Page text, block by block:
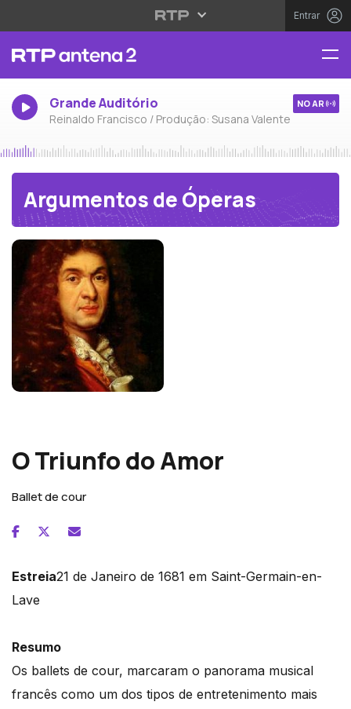
Entrar
Grande Auditório
Reinaldo Francisco / Produção: Susana Valente
NO AR
Argumentos de Óperas
O Triunfo do Amor
Ballet de cour
Estreia21 de Janeiro de 1681 em Saint-Germain-en-
Lave
Resumo
Os ballets de cour, marcaram o panorama musical
francês como um dos tipos de entretenimento mais